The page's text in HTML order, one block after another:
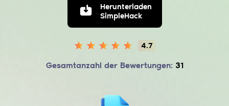
Herunterladen
SimpleHack
4.7
Gesamtanzahl der Bewertungen: 31